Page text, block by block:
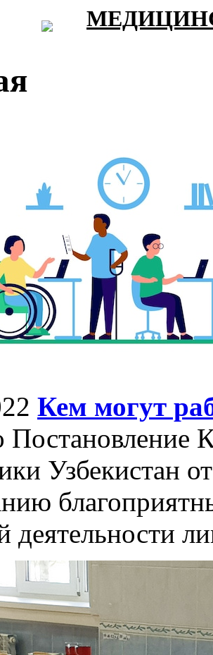
Кем могут
Постановление
Узбекистан
деятельности